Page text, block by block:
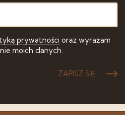
prywatności oraz wyrażam
moich danych.
ZAPISZ SIĘ